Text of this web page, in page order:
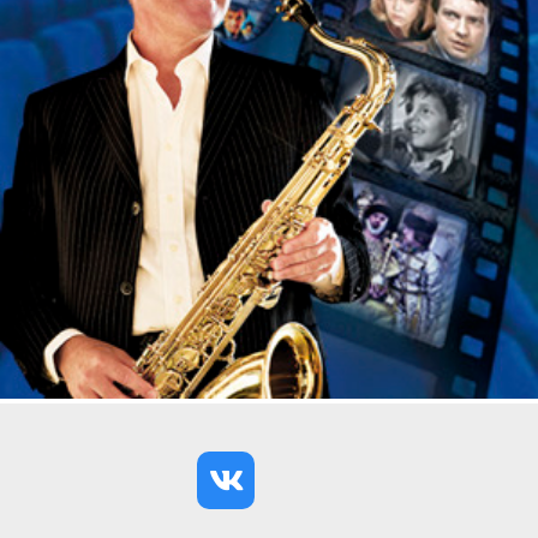
идёт трансляция на видеоэкраны.